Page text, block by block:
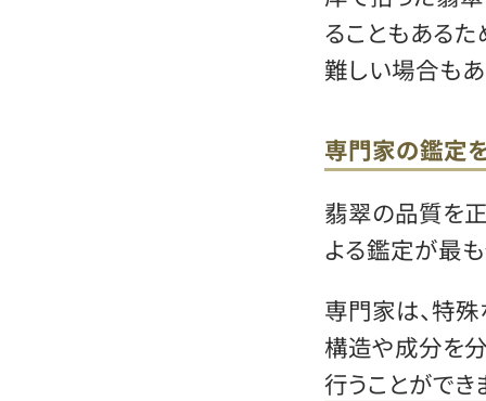
ることもある
難しい場合もあ
専門家の鑑定
翡翠の品質を
よる鑑定が最
専門家は、特
構造や成分を
行うことができ